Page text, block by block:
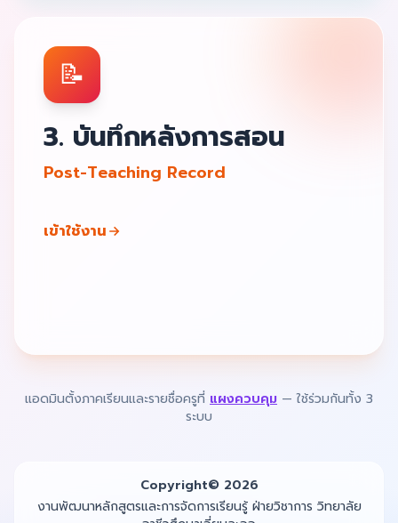
📝
3. บันทึกหลังการสอน
Post-Teaching Record
เข้าใช้งาน
แอดมินตั้งภาคเรียนและรายชื่อครูที่ แผงควบคุม — ใช้ร่วมกันทั้ง 3
ระบบ
Copyright©️ 2026
งานพัฒนาหลักสูตรและการจัดการเรียนรู้ ฝ่ายวิชาการ วิทยาลัย